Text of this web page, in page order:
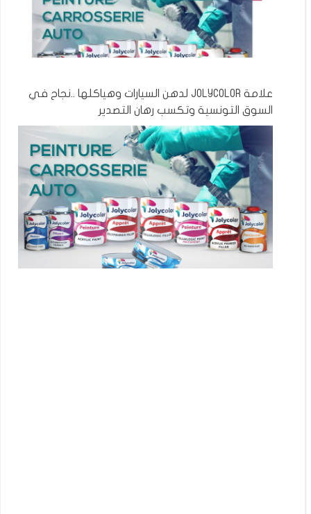
علامة JOLYCOLOR لدهن السيارات وهياكلها ..نجاح في
السوق التونسية وتكسب رهان التصدير